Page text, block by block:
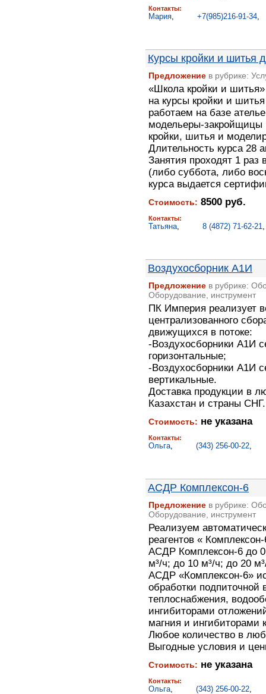
Контакты:
Мария, +7(985)216-91-34
Курсы кройки и шитья
Предложение в рубрике:
«Школа кройки и
на курсы кройки и
работаем на базе
модельеры-закройщицы
кройки, шитья и
Длительность курса 28
Занятия проходят 1
(либо суббота, либо
курса выдается
Стоимость: 8500 руб.
Контакты:
Татьяна, 8 (4872) 71-62-21
Воздухосборник А1И
Предложение в рубрике:
Оборудование, инструмент
ПК Империя реализует
централизованного
движущихся в потоке:
-Воздухосборники А1И
горизонтальные;
-Воздухосборники А1И
вертикальные.
Доставка продукции в
Казахстан и страны СНГ.
Стоимость: не указана
Контакты:
Ольга, (343) 256-00-22,
АСДР Комплексон-6
Предложение в рубрике:
Оборудование, инструмент
Реализуем
реагентов «
АСДР Комплексон-6 до
м³/ч; до 10 м³/ч; до 20
АСДР «Комплексон-6»
обработки подпиточной
теплоснабжения,
ингибиторами
магния и ингибиторами
Любое количество в
Выгодные условия и
Стоимость: не указана
Контакты:
Ольга, (343) 256-00-22,